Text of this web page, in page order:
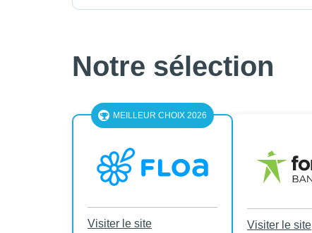
Notre sélection
MEILLEUR CHOIX 2026
Visiter le site Visiter le site